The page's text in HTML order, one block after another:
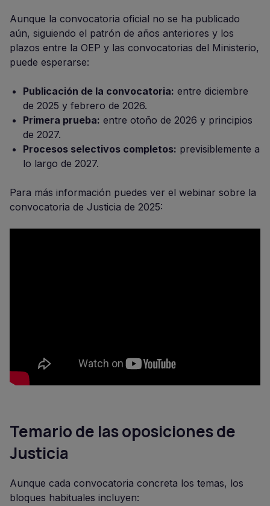
Aunque la convocatoria oficial no se ha publicado
aún, siguiendo el patrón de años anteriores y los
plazos entre la OEP y las convocatorias del Ministerio,
puede esperarse:
Publicación de la convocatoria: entre diciembre
de 2025 y febrero de 2026.
Primera prueba: entre otoño de 2026 y principios
de 2027.
Procesos selectivos completos: previsiblemente a
lo largo de 2027.
Para más información puedes ver el webinar sobre la
convocatoria de Justicia de 2025:
Temario de las oposiciones de
Justicia
Aunque cada convocatoria concreta los temas, los
bloques habituales incluyen: